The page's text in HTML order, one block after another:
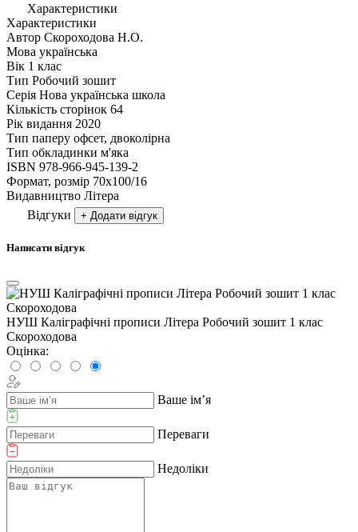
Характеристики
Характеристики
Автор Скороходова Н.О.
Мова українська
Вік 1 клас
Тип Робочий зошит
Серія Нова українська школа
Кількість сторінок 64
Рік видання 2020
Тип паперу офсет, двоколірна
Тип обкладинки м'яка
ISBN 978-966-945-139-2
Формат, розмір 70х100/16
Видавництво Літера
Відгуки
+ Додати відгук
Написати відгук
НУШ Каліграфічні прописи Літера Робочий зошит 1 клас
Скороходова
Оцінка:
Ваше ім’я
Переваги
Недоліки